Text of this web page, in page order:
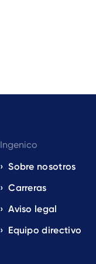
Ingenico
Sobre nosotros
Carreras
Aviso legal
Equipo directivo